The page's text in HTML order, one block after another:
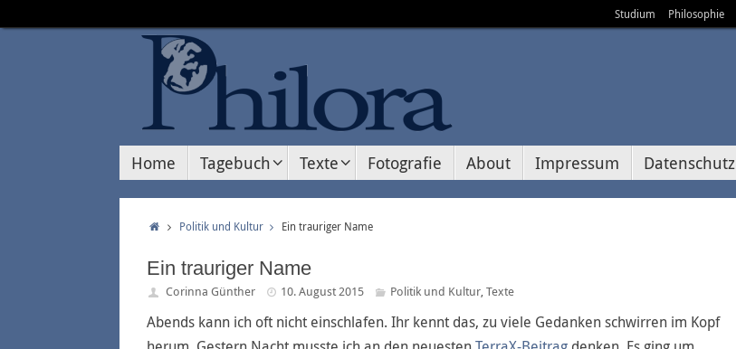
Studium Philosophie
Home Tagebuch Texte Fotografie About Impressum Datenschutz
Politik und Kultur Ein trauriger Name
Ein trauriger Name
Corinna Günther 10. August 2015 Politik und Kultur, Texte
Abends kann ich oft nicht einschlafen. Ihr kennt das, zu viele Gedanken schwirren im Kopf